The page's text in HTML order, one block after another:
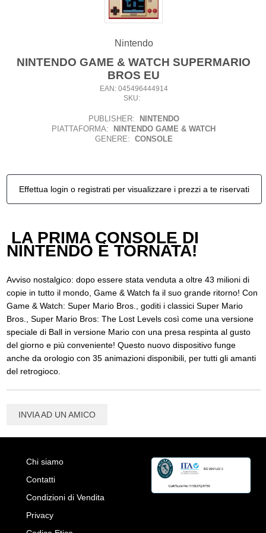
Nintendo
NINTENDO GAME & WATCH SUPERMARIO
BROS EU
EAN: 045496444914
SKU:
PUBLISHER:
NINTENDO
PIATTAFORMA:
NINTENDO GAME & WATCH
GENERE: CONSOLE
Effettua login o registrati per visualizzare i prezzi a te riservati
LA PRIMA CONSOLE DI
NINTENDO È TORNATA!
Avviso nostalgico: dopo essere stata venduta a oltre 43 milioni di
copie in tutto il mondo, Game & Watch fa il suo grande ritorno! Con
Game & Watch: Super Mario Bros., goditi i classici Super Mario
Bros., Super Mario Bros: The Lost Levels così come una versione
speciale di Ball in versione Mario con una presa respinta al gusto
del giorno e più conveniente! Questo nuovo dispositivo funge
anche da orologio con 35 animazioni disponibili, per tutti gli amanti
del retrogioco.
INVIA AD UN AMICO
Chi siamo
Contatti
Condizioni di Vendita
Privacy